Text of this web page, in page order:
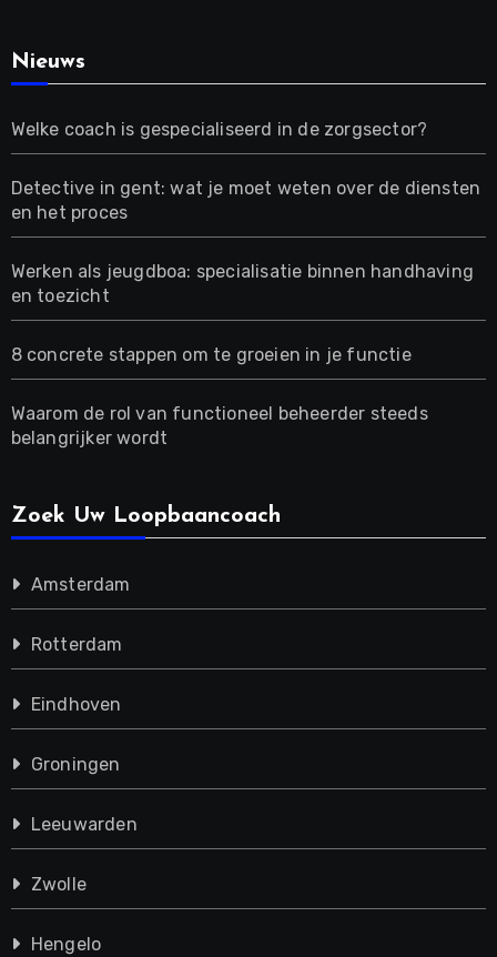
Nieuws
Welke coach is gespecialiseerd in de zorgsector?
Detective in gent: wat je moet weten over de diensten
en het proces
Werken als jeugdboa: specialisatie binnen handhaving
en toezicht
8 concrete stappen om te groeien in je functie
Waarom de rol van functioneel beheerder steeds
belangrijker wordt
Zoek Uw Loopbaancoach
Amsterdam
Rotterdam
Eindhoven
Groningen
Leeuwarden
Zwolle
Hengelo